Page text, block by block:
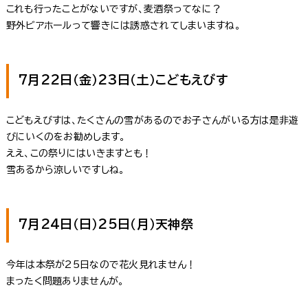
これも行ったことがないですが、麦酒祭ってなに？
野外ビアホールって響きには誘惑されてしまいますね。
7月22日（金）23日（土）こどもえびす
こどもえびすは、たくさんの雪があるのでお子さんがいる方は是非遊
びにいくのをお勧めします。
ええ、この祭りにはいきますとも！
雪あるから涼しいですしね。
7月24日（日）25日（月）天神祭
今年は本祭が25日なので花火見れません！
まったく問題ありませんが。